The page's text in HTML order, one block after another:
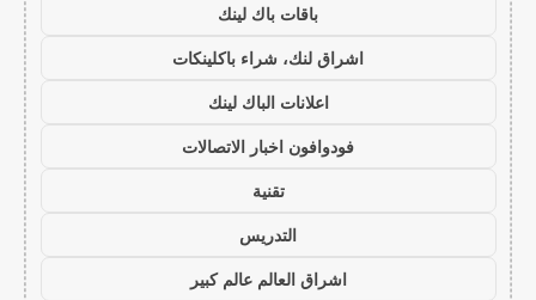
باقات باك لينك
اشراق لنك، شراء باكلينكات
اعلانات الباك لينك
فودوافون اخبار الاتصالات
تقنية
التدريس
اشراق العالم عالم كبير